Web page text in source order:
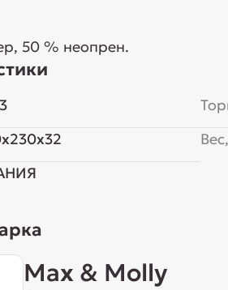
50 % неопрен.
Max & Molly